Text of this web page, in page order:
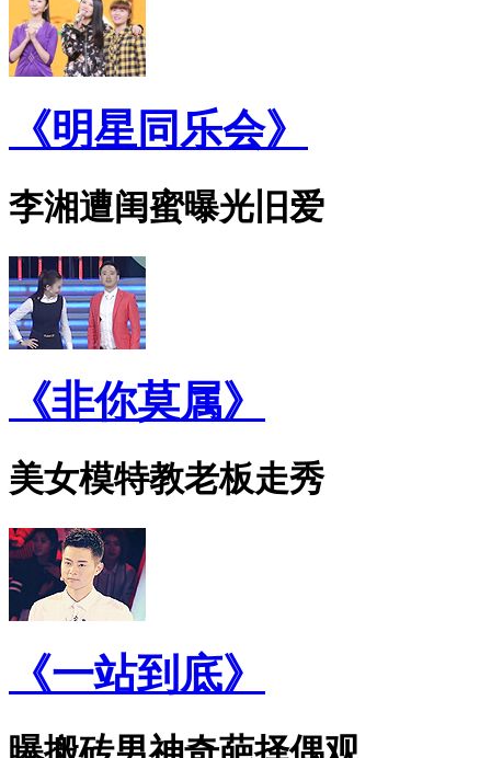
《明星同乐会》
李湘遭闺蜜曝光旧爱
《非你莫属》
美女模特教老板走秀
《一站到底》